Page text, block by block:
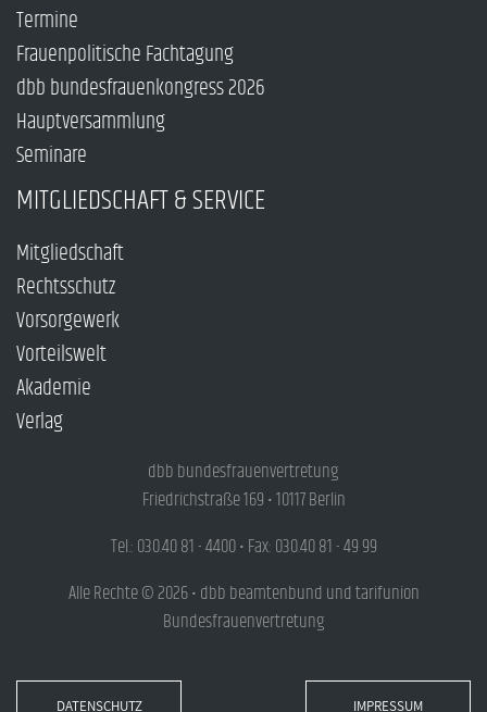
Termine
Frauenpolitische Fachtagung
dbb bundesfrauenkongress 2026
Hauptversammlung
Seminare
MITGLIEDSCHAFT & SERVICE
Mitgliedschaft
Rechtsschutz
Vorsorgewerk
Vorteilswelt
Akademie
Verlag
dbb bundesfrauenvertretung
Friedrichstraße 169 • 10117 Berlin
Tel.: 030.40 81 - 4400 • Fax: 030.40 81 - 49 99
Alle Rechte © 2026 • dbb beamtenbund und tarifunion
Bundesfrauenvertretung
DATENSCHUTZ IMPRESSUM